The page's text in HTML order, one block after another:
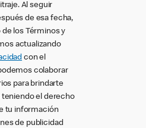
Al seguir
de esa fecha,
los Términos y
actualizando
con el
colaborar
para brindarte
teniendo el derecho
tu información
de publicidad